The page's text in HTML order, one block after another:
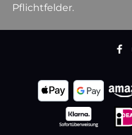
Pflichtfelder.